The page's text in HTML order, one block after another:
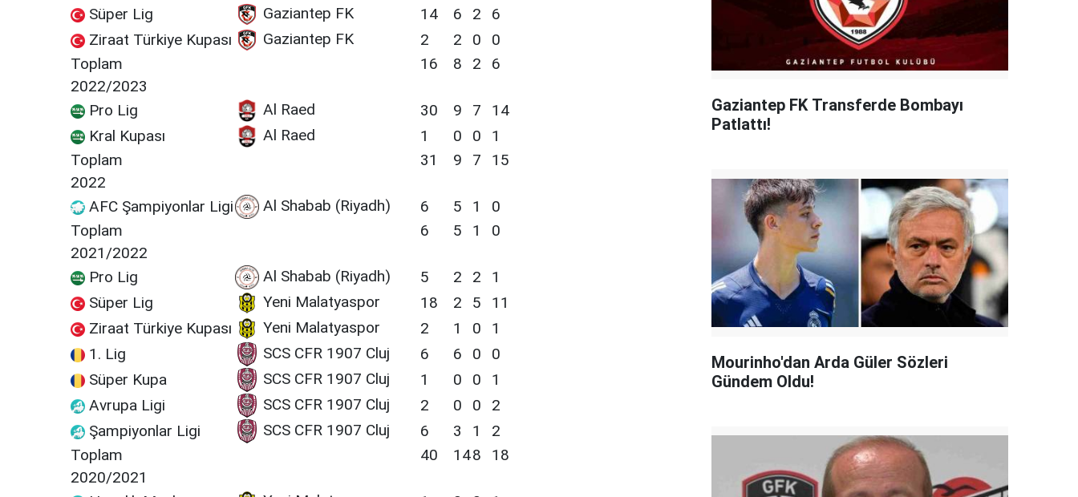
Süper Lig
Gaziantep FK 14 6 2
6
Ziraat Türkiye Kupası
Gaziantep FK 2 2 0
0
Toplam
16 8 2
6
2022/2023
Pro Lig
Al Raed 30 9 7
14
Kral Kupası
Al Raed 1 0 0
1
Toplam
31 9 7
15
2022
AFC Şampiyonlar Ligi
Al Shabab (Riyadh) 6 5 1
0
Toplam
6 5 1
0
2021/2022
Pro Lig
Al Shabab (Riyadh) 5 2 2
1
Süper Lig
Yeni Malatyaspor 18 2 5
11
Ziraat Türkiye Kupası
Yeni Malatyaspor 2 1 0
1
1. Lig
SCS CFR 1907 Cluj 6 6 0
0
Süper Kupa
SCS CFR 1907 Cluj 1 0 0
1
Avrupa Ligi
SCS CFR 1907 Cluj 2 0 0
2
Şampiyonlar Ligi
SCS CFR 1907 Cluj 6 3 1
2
Toplam
40 148
18
2020/2021
Gaziantep FK Transferde Bombayı
Patlattı!
Mourinho'dan Arda Güler Sözleri
Gündem Oldu!